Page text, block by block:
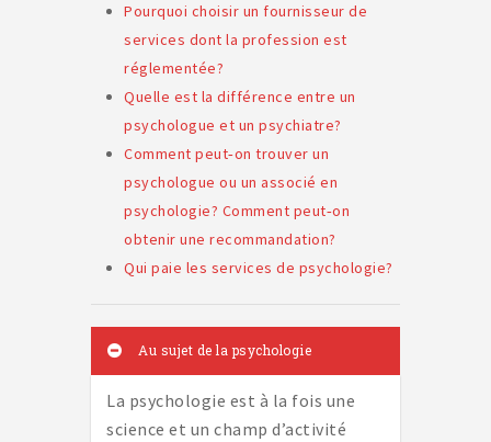
Pourquoi choisir un fournisseur de
services dont la profession est
réglementée?
Quelle est la différence entre un
psychologue et un psychiatre?
Comment peut‑on trouver un
psychologue ou un associé en
psychologie? Comment peut‑on
obtenir une recommandation?
Qui paie les services de psychologie?
Au sujet de la psychologie
La psychologie est à la fois une
science et un champ d’activité